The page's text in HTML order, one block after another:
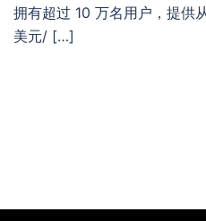
拥有超过 10 万名用户，提供
美元/ […]